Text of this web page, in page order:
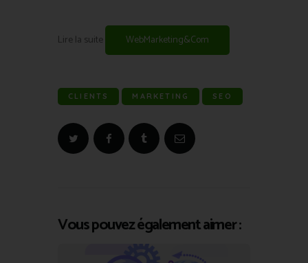
Lire la suite WebMarketing&Com
CLIENTS MARKETING SEO
Vous pouvez également aimer :